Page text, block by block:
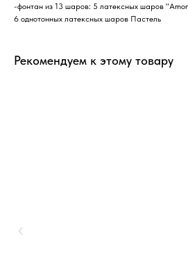
-фонтан из 13 шаров: 5 латексных шаров
6 однотонных латексных шаров Пастель
Рекомендуем к этому товару